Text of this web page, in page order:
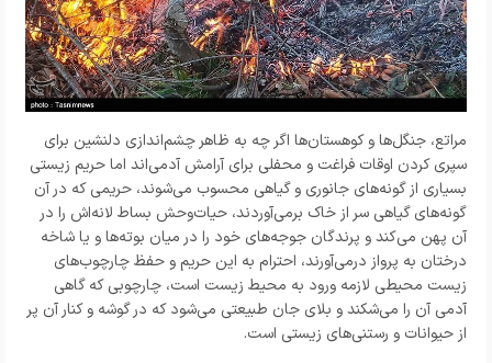
مراتع، جنگل‌ها و کوهستان‌ها اگر چه به ظاهر چشم‌اندازی دلنشین برای
سپری کردن اوقات فراغت و محفلی برای آرامش آدمی‌اند اما حریم زیستی
بسیاری از گونه‌های جانوری و گیاهی محسوب می‌شوند، حریمی که در آن
گونه‌های گیاهی سر از خاک برمی‌آوردند، حیات‌وحش بساط لانه‌اش را در
آن پهن می‌کند و پرندگان جوجه‌های خود را در میان بوته‌ها و یا شاخه‌
درختان به پرواز درمی‌آورند، احترام به این حریم و حفظ چارچوب‌های
زیست محیطی لازمه ورود به محیط زیست است، چارچوبی که گاهی
آدمی آن را می‌شکند و بلای جان طبیعتی می‌شود که در گوشه و کنار آن پر
از حیوانات و رستنی‌های زیستی است.